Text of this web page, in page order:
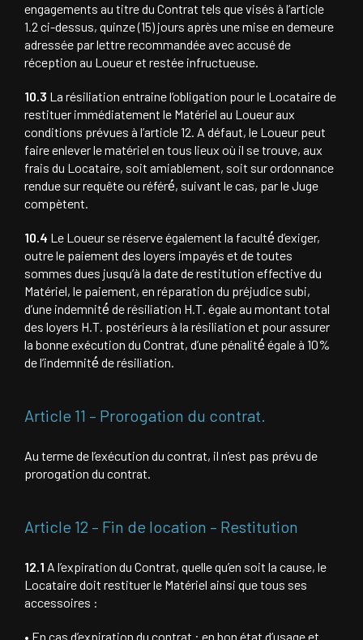
engagements au titre du Contrat tels que visés à l’article
1.2 ci-dessus, quinze (15) jours après une mise en demeure
adressée par lettre recommandée avec accusé de
réception au Loueur et restée infructueuse.
10.3 La résiliation entraine l’obligation pour le Locataire de
restituer immédiatement le Matériel au Loueur aux
conditions prévues à l’article 12. A défaut, le Loueur peut
faire enlever le matériel en tous lieux où il se trouve, aux
frais du Locataire, soit amiablement, soit sur ordonnance
rendue sur requête ou référé́, suivant le cas, par le Juge
compètent.
10.4 Le Loueur se réserve également la faculté́ d’exiger,
outre le paiement des loyers impayés et de toutes
sommes dues jusqu’à la date de restitution effective du
Matériel, le paiement, en réparation du préjudice subi,
d’une indemnité́ de résiliation H.T. égale au montant total
des loyers H.T. postérieurs à la résiliation et pour assurer
la bonne exécution du Contrat, d’une pénalité́ égale à 10%
de l’indemnité́ de résiliation.
Article 11 – Prorogation du contrat.
Au terme de l’exécution du contrat, il n’est pas prévu de
prorogation du contrat.
Article 12 – Fin de location – Restitution
12.1 A l’expiration du Contrat, quelle qu’en soit la cause, le
Locataire doit restituer le Matériel ainsi que tous ses
accessoires :
• En cas d’expiration du contrat : en bon état d’usage et